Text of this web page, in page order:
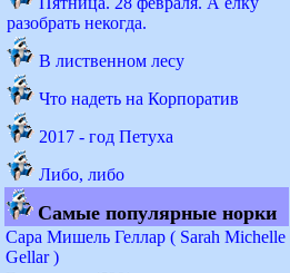
разобрать некогда.
В лиственном лесу
Что надеть на Корпоратив
2017 - год Петуха
Либо, либо
Самые популярные норки
Сара Мишель Геллар ( Sarah Michelle
Gellar )